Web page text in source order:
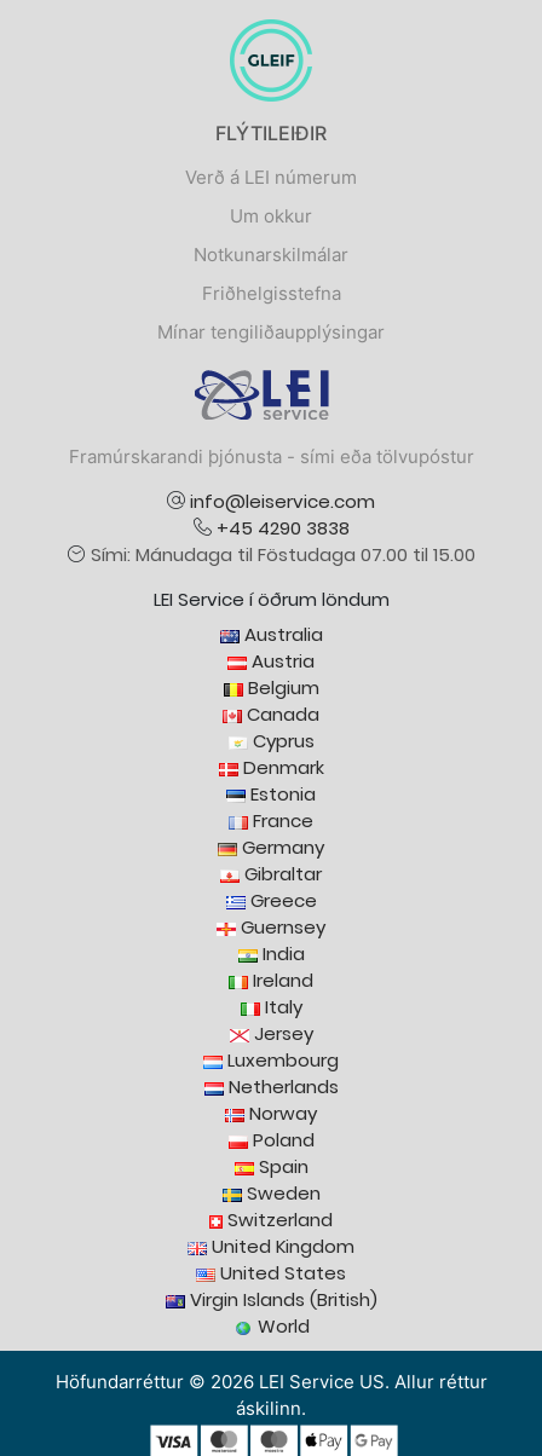
FLÝTILEIÐIR
Verð á LEI númerum
Um okkur
Notkunarskilmálar
Friðhelgisstefna
Mínar tengiliðaupplýsingar
Framúrskarandi þjónusta - sími eða tölvupóstur
info@leiservice.com
+45 4290 3838
Sími: Mánudaga til Föstudaga 07.00 til 15.00
LEI Service í öðrum löndum
Australia
Austria
Belgium
Canada
Cyprus
Denmark
Estonia
France
Germany
Gibraltar
Greece
Guernsey
India
Ireland
Italy
Jersey
Luxembourg
Netherlands
Norway
Poland
Spain
Sweden
Switzerland
United Kingdom
United States
Virgin Islands (British)
World
Höfundarréttur © 2026 LEI Service US. Allur réttur
áskilinn.